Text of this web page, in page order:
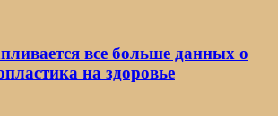
все больше данных о
на здоровье